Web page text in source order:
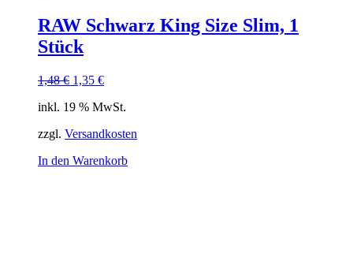
RAW Schwarz King Size Slim, 1
Stück
1,48€ Ursprünglicher
war:
1,35 €Aktueller
ist:
inkl. 19 % MwSt.
zzgl. Versandkosten
In den Warenkorb